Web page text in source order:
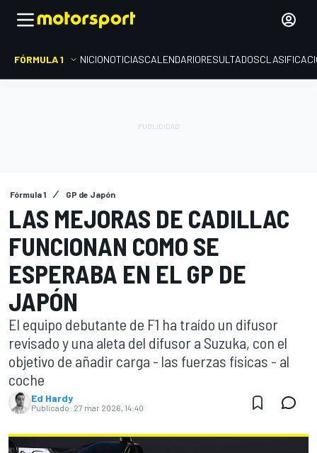
FÓRMULA 1 INICIONOTICIASCALENDARIORESULTADOS
Fórmula 1 GP de Japón
LAS MEJORAS DE CADILLAC
FUNCIONAN COMO SE
ESPERABA EN EL GP DE
JAPÓN
El equipo debutante de F1 ha traído un difusor
revisado y una aleta del difusor a Suzuka, con el
objetivo de añadir carga - las fuerzas físicas - al
coche
Ed Hardy
Publicado: 27 mar 2026, 14:40